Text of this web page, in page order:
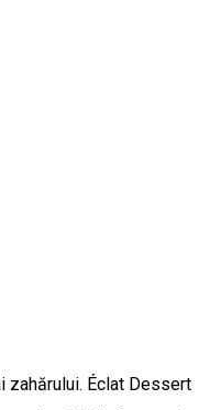
zahărului. Éclat Dessert